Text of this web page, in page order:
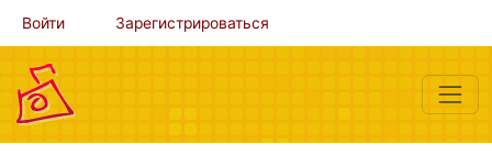
Войти Зарегистрироваться